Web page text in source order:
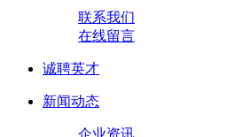
联系我们
在线留言
诚聘英才
新闻动态
企业资讯